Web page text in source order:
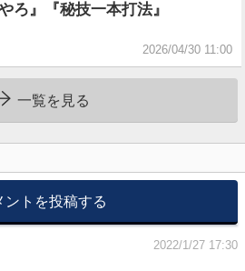
ろ』『秘技一本打法』
2026/04/30 11:00
一覧を見る
ントを投稿する
2022/1/27 17:30